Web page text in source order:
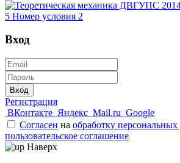
Вход
Вход
Регистрация
ВКонтакте Яндекс Mail.ru Google
Согласен на обработку
пользовательское соглашение
Наверх